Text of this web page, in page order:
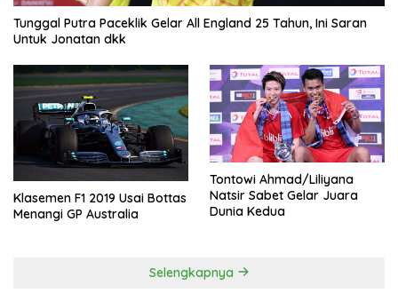
Tunggal Putra Paceklik Gelar All England 25 Tahun, Ini Saran
Untuk Jonatan dkk
Klasemen F1 2019 Usai Bottas
Menangi GP Australia
Tontowi Ahmad/Liliyana
Natsir Sabet Gelar Juara
Dunia Kedua
Selengkapnya